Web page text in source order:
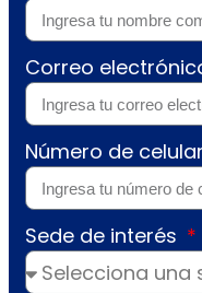
Correo
Número de celular
Sede de interés